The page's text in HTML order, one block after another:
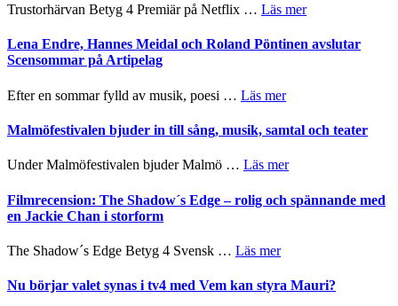
kompott
–
I
Delvis
vidsträckta
Trustorhärvan Betyg 4 Premiär på Netflix … Läs merom
Trustorhärvan
mycket
Lena Endre, Hannes Meidal och Roland Pöntinen avslutar
Scensommar på Artipelag
Efter en sommar fylld av musik, poesi … Läs merom
Endre,
och
Pöntinen
Malmöfestivalen bjuder in till sång, musik, samtal och teater
Under Malmöfestivalen bjuder Malmö … Läs merom
bjuder
in
och
Filmrecension: The Shadow´s Edge – rolig och spännande med
en Jackie Chan i storform
The Shadow´s Edge Betyg 4 Svensk … Läs merom
The
Nu börjar valet synas i tv4 med Vem kan styra Mauri?